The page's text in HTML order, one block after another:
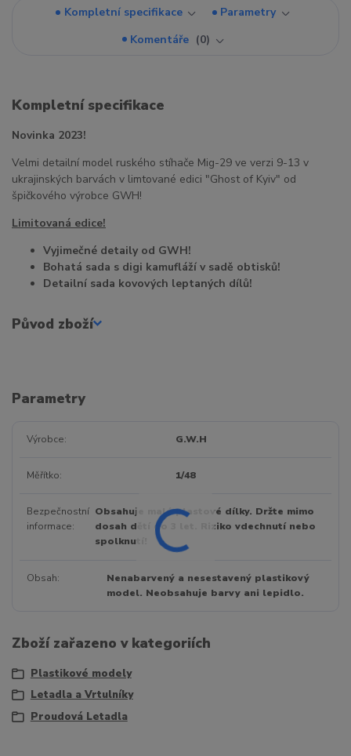
Kompletní specifikace
Parametry
Komentáře
0
Kompletní specifikace
Novinka 2023!
Velmi detailní model ruského stíhače Mig-29 ve verzi 9-13 v
ukrajinských barvách v limtované edici "Ghost of Kyiv" od
špičkového výrobce GWH!
Limitovaná edice!
Vyjimečné detaily od GWH!
Bohatá sada s digi kamufláží v sadě obtisků!
Detailní sada kovových leptaných dílů!
Původ zboží
Parametry
Výrobce G.W.H
Měřítko 1/48
Bezpečnostní
informace
Obsahuje malé plastové dílky. Držte mimo
dosah dětí do 3 let. Riziko vdechnutí nebo
spolknutí!
Obsah
Nenabarvený a nesestavený plastikový
model. Neobsahuje barvy ani lepidlo.
Zboží zařazeno v kategoriích
Plastikové modely
Letadla a Vrtulníky
Proudová Letadla